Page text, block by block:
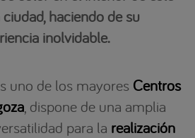
haciendo de su
inolvidable.
uno de los mayores Centros
, dispone de una amplia
para la realización